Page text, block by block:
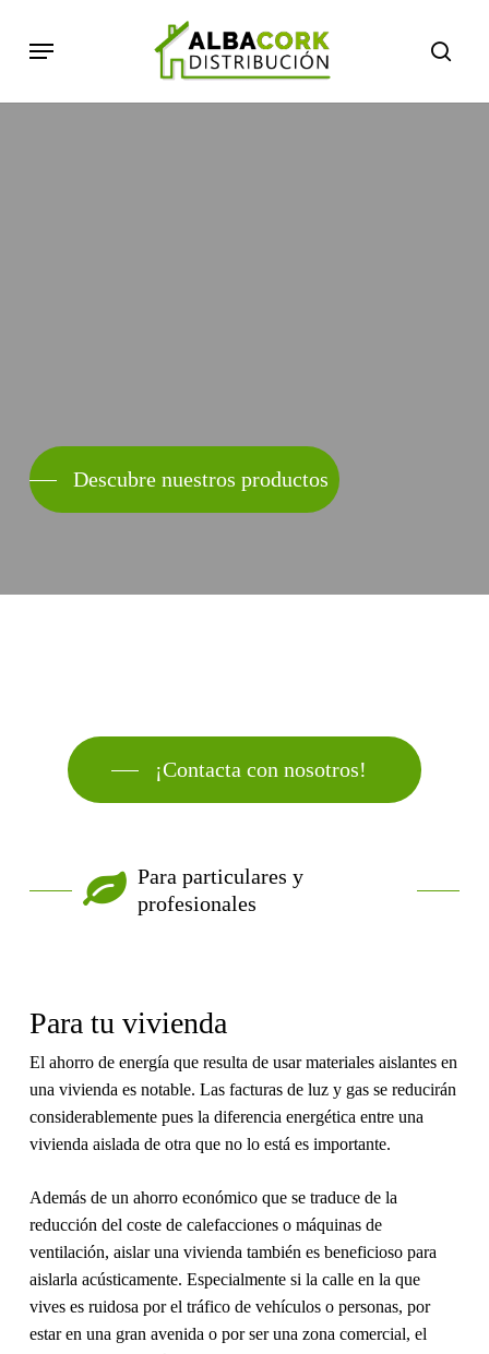
Menu
Descubre nuestros productos
¡Contacta con nosotros!
Para particulares y
profesionales
Para tu vivienda
El ahorro de energía que resulta de usar materiales aislantes en
una vivienda es notable. Las facturas de luz y gas se reducirán
considerablemente pues la diferencia energética entre una
vivienda aislada de otra que no lo está es importante.
Además de un ahorro económico que se traduce de la
reducción del coste de calefacciones o máquinas de
ventilación, aislar una vivienda también es beneficioso para
aislarla acústicamente. Especialmente si la calle en la que
vives es ruidosa por el tráfico de vehículos o personas, por
estar en una gran avenida o por ser una zona comercial, el